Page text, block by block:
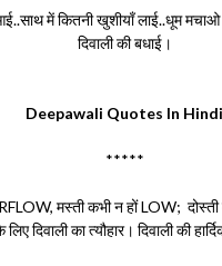
में कितनी खुशीयाँ लाई..धूम
दिवाली की बधाई।
Deepawali Quotes In Hindi
*****
मस्ती कभी न हों LOW; दोस्ती
दिवाली का त्यौहार। दिवाली की